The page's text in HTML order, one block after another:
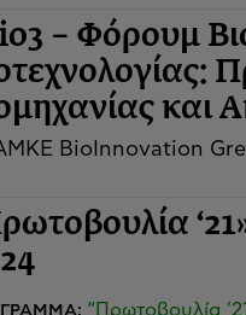
– Φόρουμ
και
BioInnovation
“Πρωτοβουλία